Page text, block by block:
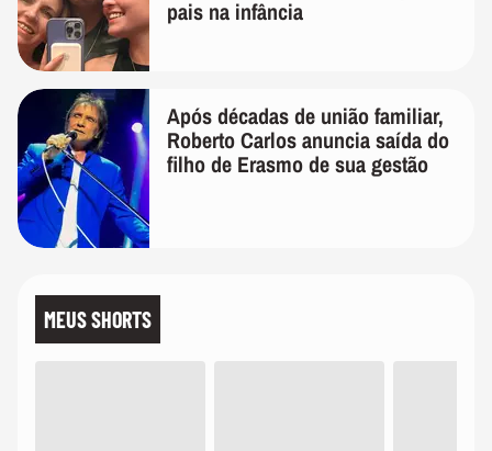
pais na infância
Após décadas de união familiar,
Roberto Carlos anuncia saída do
filho de Erasmo de sua gestão
MEUS SHORTS